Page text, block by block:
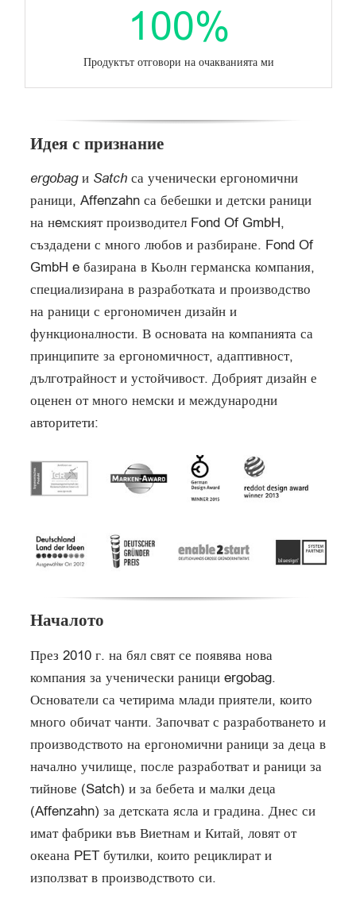
100%
Продуктът отговори на очакванията ми
Идея с признание
ergobagи Satch са ученически ергономични
раници, Affenzahn са бебешки и детски раници
на нeмският производител Fond Of GmbH,
създадени с много любов и разбиране. Fond Of
GmbH e базирана в Кьолн германска компания,
специализирана в разработката и производство
на раници с ергономичен дизайн и
функционалности. В основата на компанията са
принципите за ергономичност, адаптивност,
дълготрайност и устойчивост. Добрият дизайн е
оценен от много немски и международни
авторитети:
Началото
През 2010 г. на бял свят се появява нова
компания за ученически раници ergobag.
Основатели са четирима млади приятели, които
много обичат чанти. Започват с разработването и
производството на ергономични раници за деца в
начално училище, после разработват и раници за
тийнове (Satch) и за бебета и малки деца
(Affenzahn) за детската ясла и градина. Днес си
имат фабрики във Виетнам и Китай, ловят от
океана PET бутилки, които рециклират и
използват в производството си.